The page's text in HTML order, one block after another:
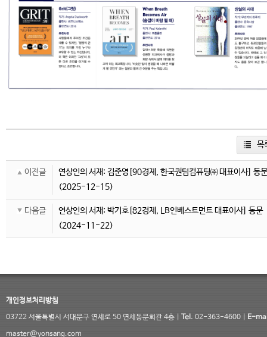
목
이전글
연상인의 서재: 김준영[90경제, 한국퀀텀컴퓨팅㈜ 대표이사] 동문
(2025-12-15)
다음글
연상인의 서재: 박기호[82경제, LB인베스트먼트 대표이사] 동문
(2024-11-22)
개인정보처리방침
03722 서울특별시 서대문구 연세로 50 연세동문회관 4층 | Tel. 02-363-4600 | E-
master@yonsang.com